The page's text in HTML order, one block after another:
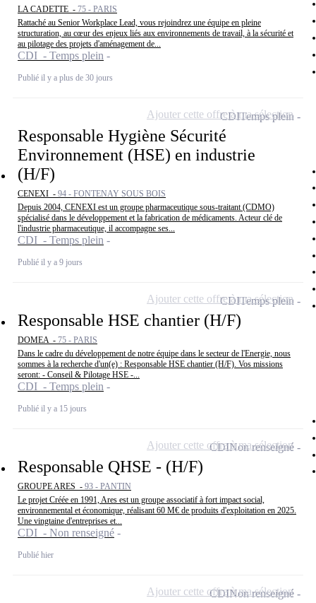
LA CADETTE - 75 - PARIS
Rattaché au Senior Workplace Lead, vous rejoindrez une équipe en pleine
structuration, au cœur des enjeux liés aux environnements de travail, à la sécurité et
au pilotage des projets d'aménagement de...
CDI - Temps plein
Publié il y a plus de 30 jours
Responsable Hygiène Sécurité
Environnement (HSE) en industrie
(H/F)
CENEXI - 94 - FONTENAY SOUS BOIS
Depuis 2004, CENEXI est un groupe pharmaceutique sous-traitant (CDMO)
spécialisé dans le développement et la fabrication de médicaments. Acteur clé de
l'industrie pharmaceutique, il accompagne ses...
CDI - Temps plein
Publié il y a 9 jours
CDITemps plein
Ajouter cette offre à ma sélection
Responsable HSE chantier (H/F)
DOMEA - 75 - PARIS
Dans le cadre du développement de notre équipe dans le secteur de l'Energie, nous
sommes à la recherche d'un(e) : Responsable HSE chantier (H/F). Vos missions
seront: - Conseil & Pilotage HSE -...
CDI - Temps plein
Publié il y a 15 jours
CDITemps plein
Ajouter cette offre à ma sélection
Responsable QHSE - (H/F)
GROUPE ARES - 93 - PANTIN
Le projet Créée en 1991, Ares est un groupe associatif à fort impact social,
environnemental et économique, réalisant 60 M€ de produits d'exploitation en 2025.
Une vingtaine d'entreprises et...
CDI - Non renseigné
Publié hier
CDINon renseigné
Ajouter cette offre à ma sélection
CDINon renseigné
Ajouter cette offre à ma sélection